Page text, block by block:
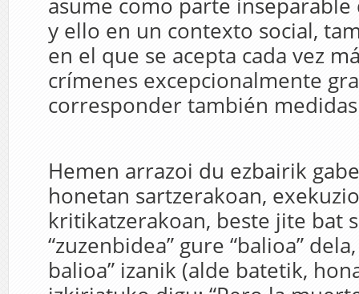
asume como parte
y ello en un contexto social,
en el que se acepta cada vez
crímenes excepcionalmente
corresponder también medidas
Hemen arrazoi du ezbairik
honetan sartzerakoan,
kritikatzerakoan, beste jite bat
“zuzenbidea” gure “balioa”
balioa” izanik (alde batetik,